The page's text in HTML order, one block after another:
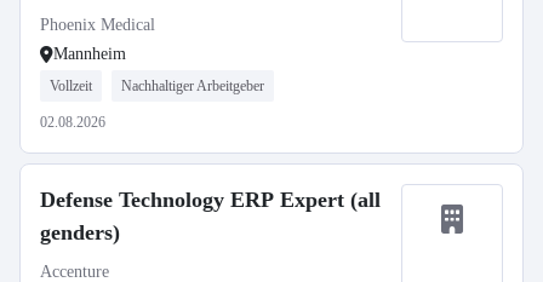
Phoenix Medical
Mannheim
Vollzeit Nachhaltiger Arbeitgeber
02.08.2026
Defense Technology ERP Expert (all
genders)
Accenture